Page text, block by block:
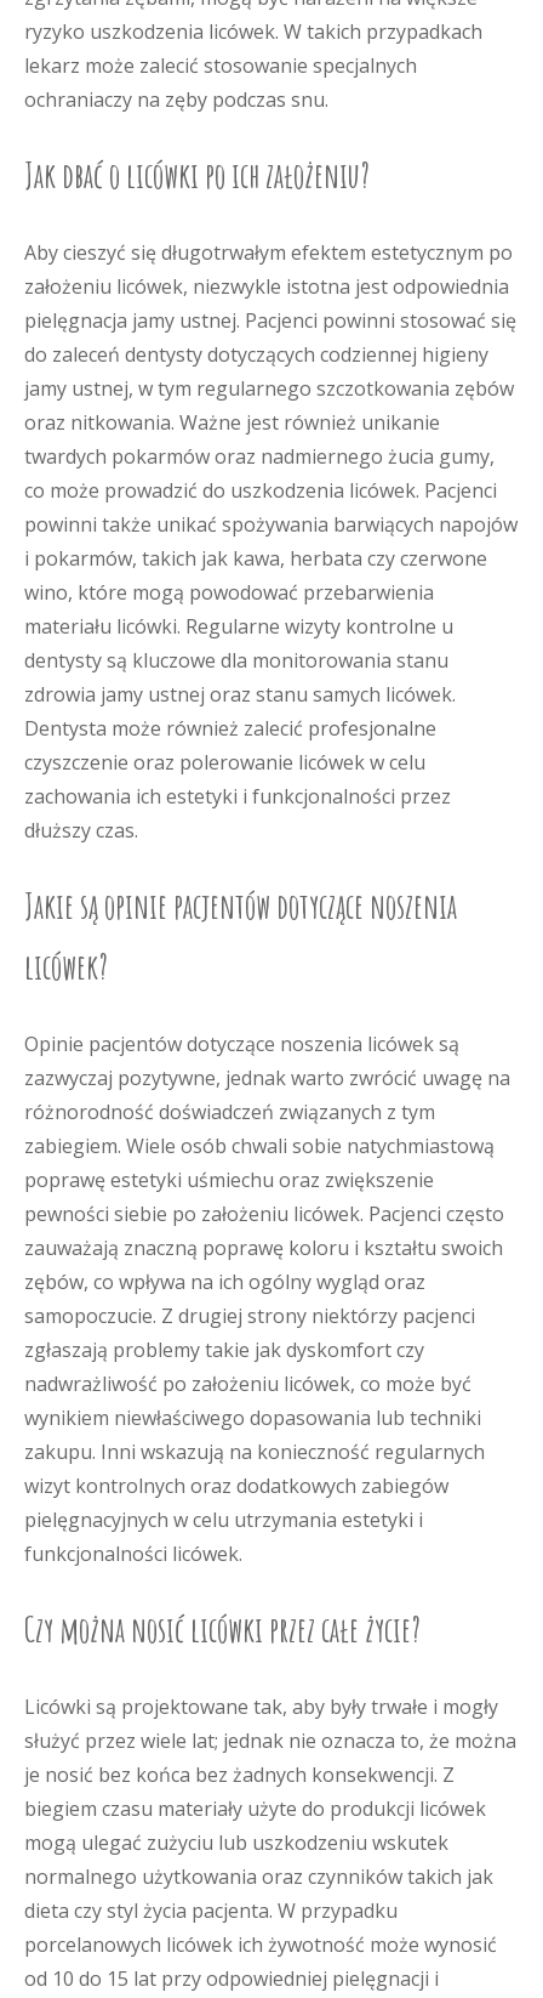
ryzyko uszkodzenia licówek. W takich przypadkach
lekarz może zalecić stosowanie specjalnych
ochraniaczy na zęby podczas snu.
Jak dbać o licówki po ich założeniu?
Aby cieszyć się długotrwałym efektem estetycznym po
założeniu licówek, niezwykle istotna jest odpowiednia
pielęgnacja jamy ustnej. Pacjenci powinni stosować się
do zaleceń dentysty dotyczących codziennej higieny
jamy ustnej, w tym regularnego szczotkowania zębów
oraz nitkowania. Ważne jest również unikanie
twardych pokarmów oraz nadmiernego żucia gumy,
co może prowadzić do uszkodzenia licówek. Pacjenci
powinni także unikać spożywania barwiących napojów
i pokarmów, takich jak kawa, herbata czy czerwone
wino, które mogą powodować przebarwienia
materiału licówki. Regularne wizyty kontrolne u
dentysty są kluczowe dla monitorowania stanu
zdrowia jamy ustnej oraz stanu samych licówek.
Dentysta może również zalecić profesjonalne
czyszczenie oraz polerowanie licówek w celu
zachowania ich estetyki i funkcjonalności przez
dłuższy czas.
Jakie są opinie pacjentów dotyczące noszenia
licówek?
Opinie pacjentów dotyczące noszenia licówek są
zazwyczaj pozytywne, jednak warto zwrócić uwagę na
różnorodność doświadczeń związanych z tym
zabiegiem. Wiele osób chwali sobie natychmiastową
poprawę estetyki uśmiechu oraz zwiększenie
pewności siebie po założeniu licówek. Pacjenci często
zauważają znaczną poprawę koloru i kształtu swoich
zębów, co wpływa na ich ogólny wygląd oraz
samopoczucie. Z drugiej strony niektórzy pacjenci
zgłaszają problemy takie jak dyskomfort czy
nadwrażliwość po założeniu licówek, co może być
wynikiem niewłaściwego dopasowania lub techniki
zakupu. Inni wskazują na konieczność regularnych
wizyt kontrolnych oraz dodatkowych zabiegów
pielęgnacyjnych w celu utrzymania estetyki i
funkcjonalności licówek.
Czy można nosić licówki przez całe życie?
Licówki są projektowane tak, aby były trwałe i mogły
służyć przez wiele lat; jednak nie oznacza to, że można
je nosić bez końca bez żadnych konsekwencji. Z
biegiem czasu materiały użyte do produkcji licówek
mogą ulegać zużyciu lub uszkodzeniu wskutek
normalnego użytkowania oraz czynników takich jak
dieta czy styl życia pacjenta. W przypadku
porcelanowych licówek ich żywotność może wynosić
od 10 do 15 lat przy odpowiedniej pielęgnacji i